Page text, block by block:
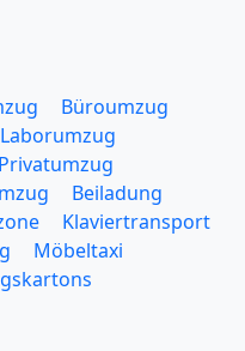
Büroumzug
Laborumzug
Privatumzug
Beiladung
Klaviertransport
Möbeltaxi